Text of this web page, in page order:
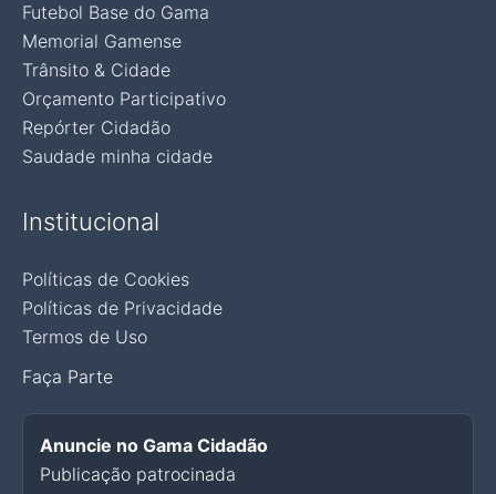
Futebol Base do Gama
Memorial Gamense
Trânsito & Cidade
Orçamento Participativo
Repórter Cidadão
Saudade minha cidade
Institucional
Políticas de Cookies
Políticas de Privacidade
Termos de Uso
Faça Parte
Anuncie no Gama Cidadão
Publicação patrocinada